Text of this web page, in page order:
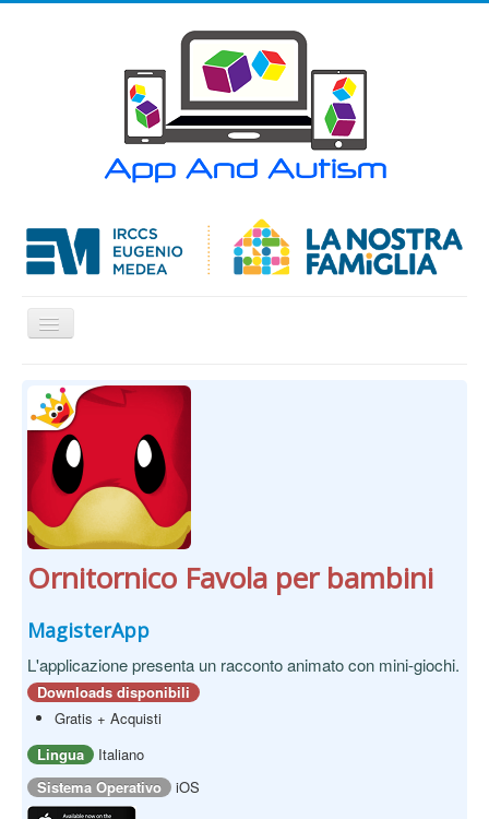
Cambia
navigazione
APP
Articoli
Contatti
Ornitornico Favola per bambini
MagisterApp
L'applicazione presenta un racconto animato con mini-giochi.
Downloads disponibili
Gratis + Acquisti
Lingua
Italiano
Sistema Operativo
iOS